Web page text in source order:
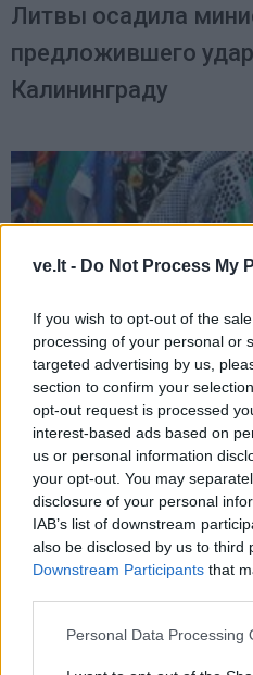
ve.lt - Do Not Process My
If you wish to opt-out of the
processing of your personal or
targeted advertising by us,
section to confirm your
opt-out request is processed
interest-based ads based on
us or personal information
your opt-out. You may
disclosure of your personal
IAB’s list of downstream
also be disclosed by us to third
Downstream Participants that
Personal Data Processing
Литвы осадила
предложившего
Калининграду
Новости
Россияне
до минимума более